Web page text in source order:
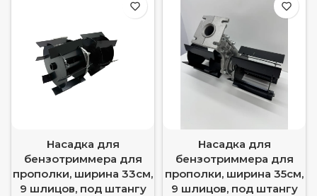
Насадка для
бензотриммера для
прополки, ширина 33см,
9 шлицов, под штангу
Насадка для
бензотриммера для
прополки, ширина 35см,
9 шлицов, под штангу